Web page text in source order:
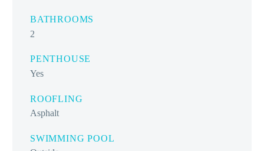
BATHROOMS
2
PENTHOUSE
Yes
ROOFLING
Asphalt
SWIMMING POOL